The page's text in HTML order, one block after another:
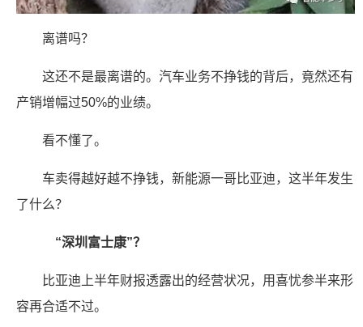
离谱吗？
这还不是最离谱的。汽车业务不挣钱的背后，竟然还有
产销增幅过50%的业绩。
看不懂了。
车卖得越好越不挣钱，新能源一哥比亚迪，这半年发生
了什么？
“深圳富士康”？
比亚迪上半年财报透露出的经营状况，用喜忧参半来形
容再合适不过。